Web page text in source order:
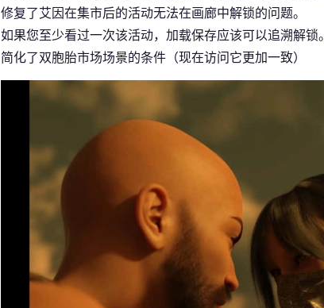
修复了艾因在集市后的活动无法在画廊中解锁的问题。
如果您至少看过一次该活动，加载保存应该可以追溯解锁。
简化了双胞胎市场场景的条件（现在访问它更加一致）